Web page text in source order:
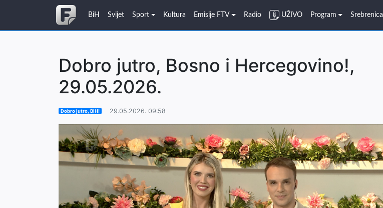
BiH Svijet Sport Kultura Emisije FTV Radio UŽIVO Program Srebrenica
Dobro jutro, Bosno i Hercegovino!,
29.05.2026.
Dobro jutro, BiH! 29.05.2026. 09:58